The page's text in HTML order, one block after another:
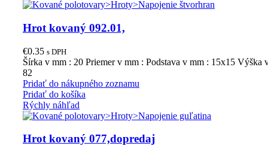
Hrot kovaný 092.01,
€0.35 s DPH
Šírka v mm : 20 Priemer v mm : Podstava v mm : 15x15 Výška
82
Pridať do nákupného zoznamu
Pridať do košíka
Rýchly náhľad
Hrot kovaný 077,dopredaj